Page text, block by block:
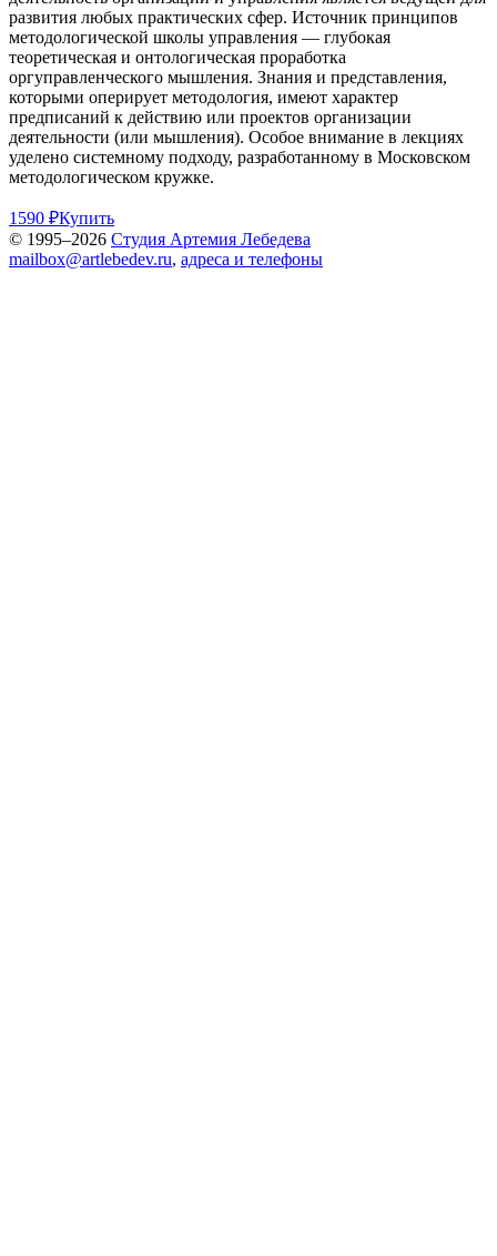
развития любых практических сфер. Источник принципов
методологической школы управления — глубокая
теоретическая и онтологическая проработка
оргуправленческого мышления. Знания и представления,
которыми оперирует методология, имеют характер
предписаний к действию или проектов организации
деятельности (или мышления). Особое внимание в лекциях
уделено системному подходу, разработанному в Московском
методологическом кружке.
1590 ₽Купить
© 1995–2026 Студия Артемия Лебедева
mailbox@artlebedev.ru, адреса и телефоны